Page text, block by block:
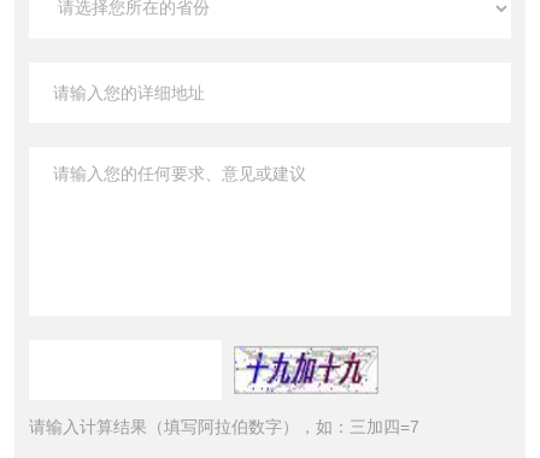
请输入计算结果（填写阿拉伯数字），如：三加四=7